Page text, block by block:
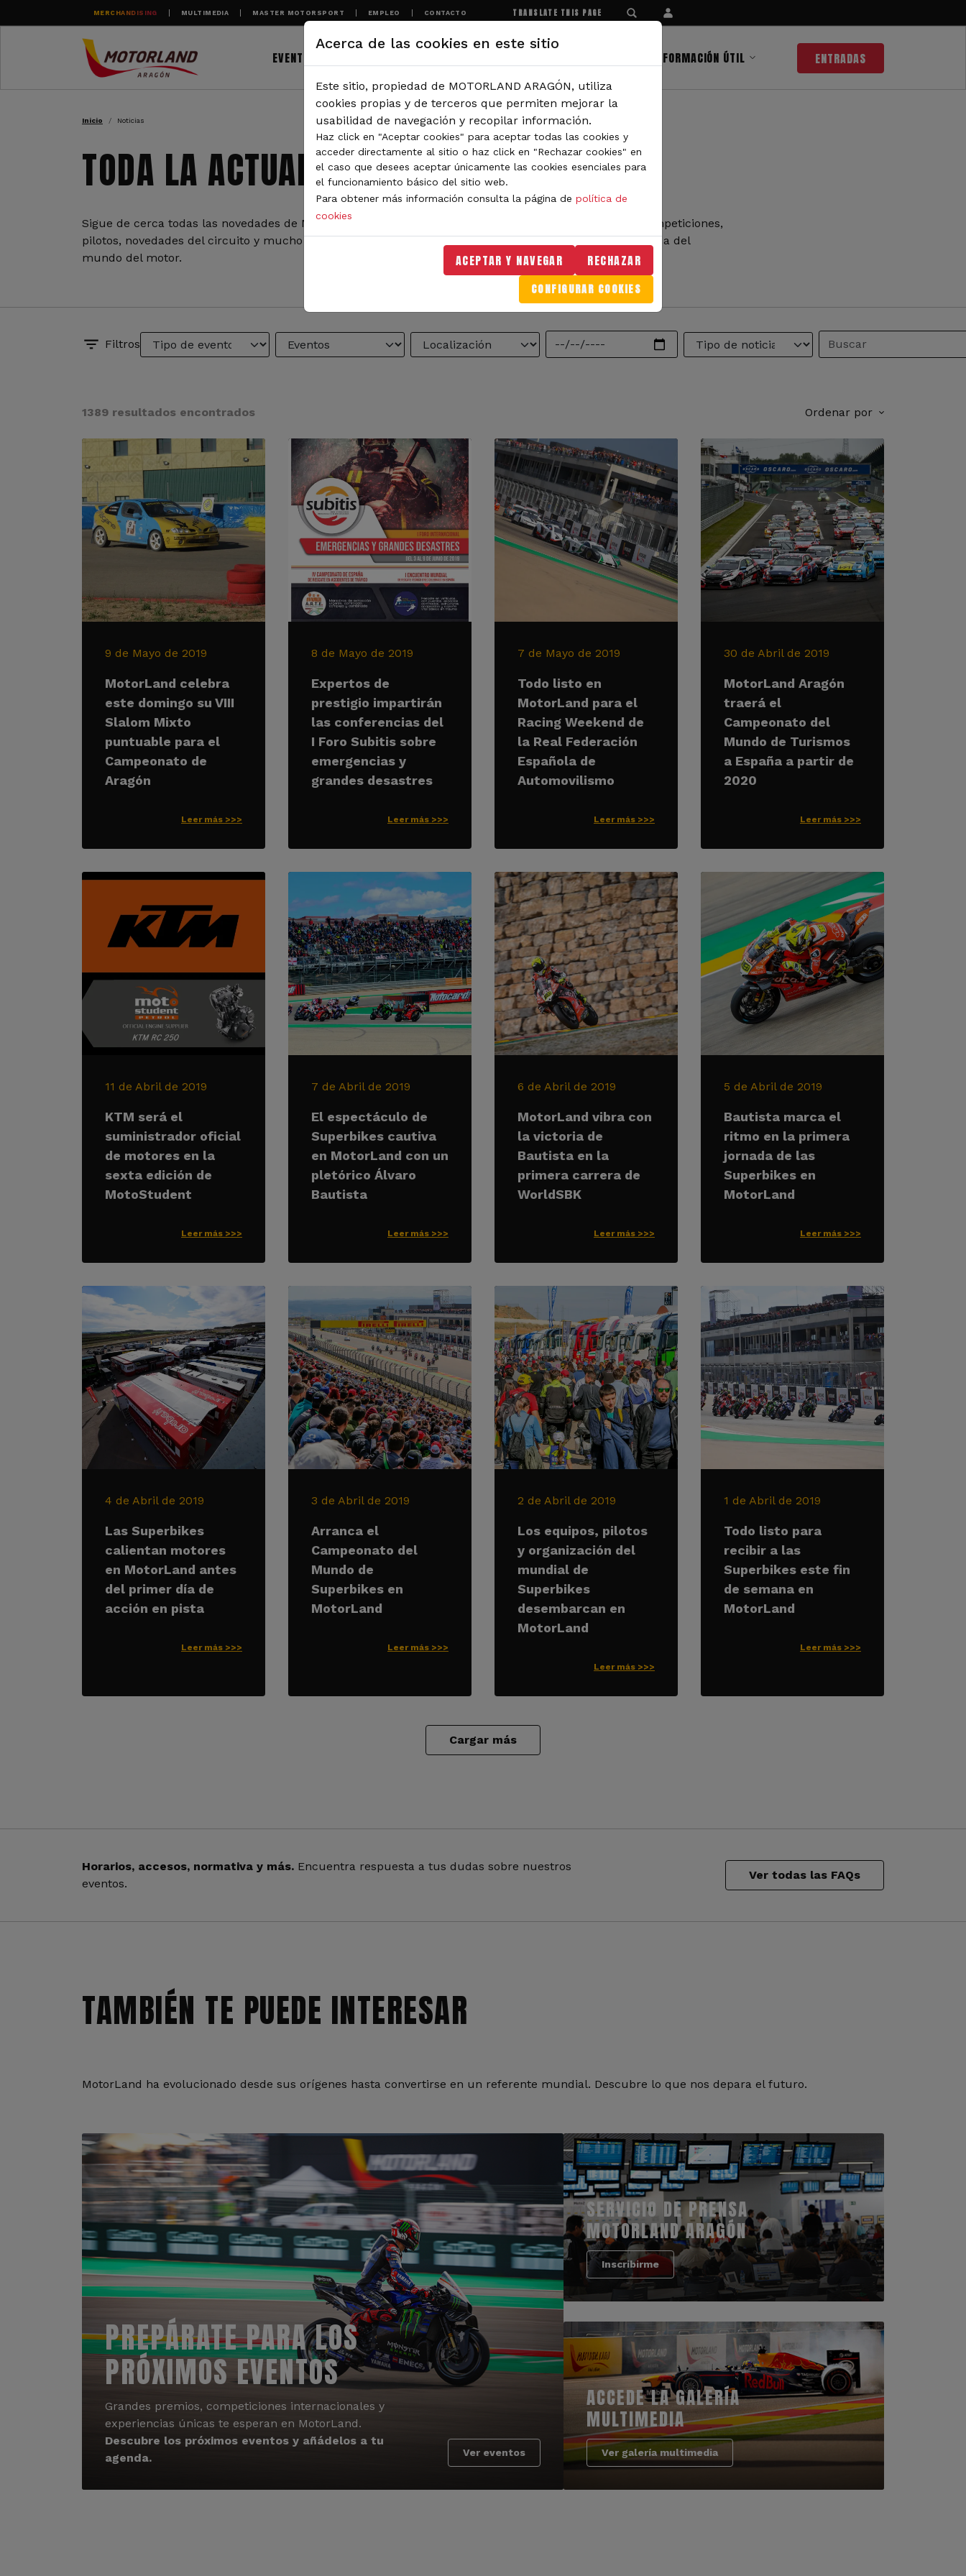
Pasar al contenido principal
MERCHANDISING MULTIMEDIA MASTER MOTORSPORT EMPLEO CONTACTO TRANSLATE THIS PAGE
EVENTOS INFORMACIÓN ÚTIL ENTRADAS
RUTA DE NAVEGACIÓN
Inicio Noticias
TODA LA ACTUALIDAD DE MOTORLAND
Sigue de cerca todas las novedades de MotorLand Aragón. Aquí encontrarás noticias sobre eventos, competiciones,
pilotos, novedades del circuito y mucho más. Filtra por categoría o tipo de contenido y no te pierdas nada del
mundo del motor.
Filtros
1389 resultados encontrados Ordenar por
9 de Mayo de 2019
MotorLand celebra
este domingo su VIII
Slalom Mixto
puntuable para el
Campeonato de
Aragón
Leer más >>>
8 de Mayo de 2019
Expertos de
prestigio impartirán
las conferencias del
I Foro Subitis sobre
emergencias y
grandes desastres
Leer más >>>
7 de Mayo de 2019
Todo listo en
MotorLand para el
Racing Weekend de
la Real Federación
Española de
Automovilismo
Leer más >>>
30 de Abril de 2019
MotorLand Aragón
traerá el
Campeonato del
Mundo de Turismos
a España a partir de
2020
Leer más >>>
11 de Abril de 2019
KTM será el
suministrador oficial
de motores en la
sexta edición de
MotoStudent
Leer más >>>
7 de Abril de 2019
El espectáculo de
Superbikes cautiva
en MotorLand con un
pletórico Álvaro
Bautista
Leer más >>>
6 de Abril de 2019
MotorLand vibra con
la victoria de
Bautista en la
primera carrera de
WorldSBK
Leer más >>>
5 de Abril de 2019
Bautista marca el
ritmo en la primera
jornada de las
Superbikes en
MotorLand
Leer más >>>
4 de Abril de 2019
Las Superbikes
calientan motores
en MotorLand antes
del primer día de
acción en pista
Leer más >>>
3 de Abril de 2019
Arranca el
Campeonato del
Mundo de
Superbikes en
MotorLand
Leer más >>>
2 de Abril de 2019
Los equipos, pilotos
y organización del
mundial de
Superbikes
desembarcan en
MotorLand
Leer más >>>
1 de Abril de 2019
Todo listo para
recibir a las
Superbikes este fin
de semana en
MotorLand
Leer más >>>
Cargar más
Horarios, accesos, normativa y más. Encuentra respuesta a tus dudas sobre nuestros
eventos.
Ver todas las FAQs
TAMBIÉN TE PUEDE INTERESAR
MotorLand ha evolucionado desde sus orígenes hasta convertirse en un referente mundial. Descubre lo que nos depara el futuro.
PREPÁRATE PARA LOS
PRÓXIMOS EVENTOS
Grandes premios, competiciones internacionales y
experiencias únicas te esperan en MotorLand.
Descubre los próximos eventos y añádelos a tu
agenda.
Ver eventos
SERVICIO DE PRENSA
MOTORLAND ARAGÓN
Inscribirme
ACCEDE LA GALERÍA
MULTIMEDIA
Ver galería multimedia
Acerca de las cookies en este sitio
Este sitio, propiedad de MOTORLAND ARAGÓN, utiliza
cookies propias y de terceros que permiten mejorar la
usabilidad de navegación y recopilar información.
Haz click en "Aceptar cookies" para aceptar todas las cookies y
acceder directamente al sitio o haz click en "Rechazar cookies" en
el caso que desees aceptar únicamente las cookies esenciales para
el funcionamiento básico del sitio web.
Para obtener más información consulta la página de política de
cookies
ACEPTAR Y NAVEGAR RECHAZAR
CONFIGURAR COOKIES